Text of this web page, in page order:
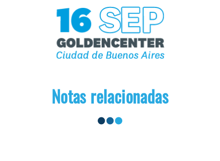
Notas relacionadas